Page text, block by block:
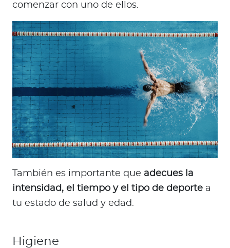
comenzar con uno de ellos.
También es importante que adecues la
intensidad, el tiempo y el tipo de deporte a
tu estado de salud y edad.
Higiene